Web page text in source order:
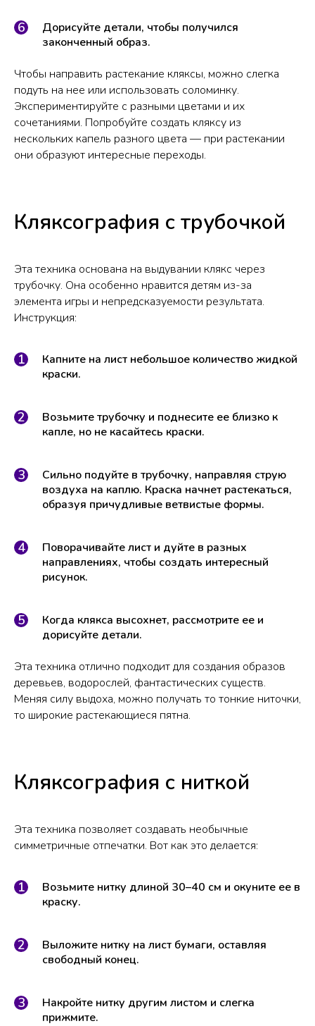
Дорисуйте детали, чтобы получился
законченный образ.
Чтобы направить растекание кляксы, можно слегка
подуть на нее или использовать соломинку.
Экспериментируйте с разными цветами и их
сочетаниями. Попробуйте создать кляксу из
нескольких капель разного цвета — при растекании
они образуют интересные переходы.
Кляксография с трубочкой
Эта техника основана на выдувании клякс через
трубочку. Она особенно нравится детям из-за
элемента игры и непредсказуемости результата.
Инструкция:
Капните на лист небольшое количество жидкой
краски.
Возьмите трубочку и поднесите ее близко к
капле, но не касайтесь краски.
Сильно подуйте в трубочку, направляя струю
воздуха на каплю. Краска начнет растекаться,
образуя причудливые ветвистые формы.
Поворачивайте лист и дуйте в разных
направлениях, чтобы создать интересный
рисунок.
Когда клякса высохнет, рассмотрите ее и
дорисуйте детали.
Эта техника отлично подходит для создания образов
деревьев, водорослей, фантастических существ.
Меняя силу выдоха, можно получать то тонкие ниточки,
то широкие растекающиеся пятна.
Кляксография с ниткой
Эта техника позволяет создавать необычные
симметричные отпечатки. Вот как это делается:
Возьмите нитку длиной 30–40 см и окуните ее в
краску.
Выложите нитку на лист бумаги, оставляя
свободный конец.
Накройте нитку другим листом и слегка
прижмите.